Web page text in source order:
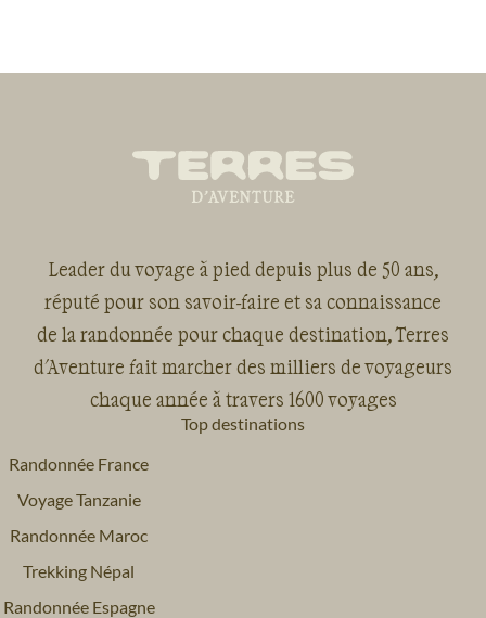
Leader du voyage à pied depuis plus de 50 ans,
réputé pour son savoir-faire et sa connaissance
de la randonnée pour chaque destination, Terres
d'Aventure fait marcher des milliers de voyageurs
chaque année à travers 1600 voyages
Top destinations
Randonnée France
Voyage Tanzanie
Randonnée Maroc
Trekking Népal
Randonnée Espagne